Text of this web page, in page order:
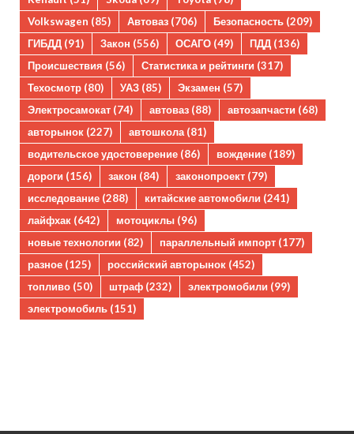
Volkswagen (85) Автоваз (706) Безопасность (209)
ГИБДД (91) Закон (556) ОСАГО (49) ПДД (136)
Происшествия (56) Статистика и рейтинги (317)
Техосмотр (80) УАЗ (85) Экзамен (57)
Электросамокат (74) автоваз (88) автозапчасти (68)
авторынок (227) автошкола(81)
водительское удостоверение (86) вождение (189)
дороги (156) закон (84) законопроект (79)
исследование (288) китайские автомобили (241)
лайфхак (642) мотоциклы (96)
новые технологии (82) параллельный импорт (177)
разное (125) российский авторынок (452)
топливо (50) штраф (232) электромобили (99)
электромобиль (151)